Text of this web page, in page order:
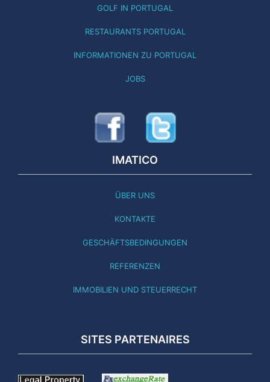
GOLF IN PORTUGAL
RESTAURANTS PORTUGAL
INFORMATIONEN ZU PORTUGAL
JOBS
IMATICO
ÜBER UNS
KONTAKTE
GESCHÄFTSBEDINGUNGEN
REFERENZEN
IMMOBILIEN UND STEUERRECHT
SITES PARTENAIRES